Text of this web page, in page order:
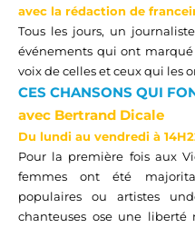
avec la rédaction de f
Tous les jours, un
événements qui ont
voix de celles et ceux qui les
CES CHANSONS QUI
avec Bertrand Dicale
Du lundi au vendredi à
Pour la première fois aux
femmes ont été
populaires ou artistes
chanteuses ose une liberté